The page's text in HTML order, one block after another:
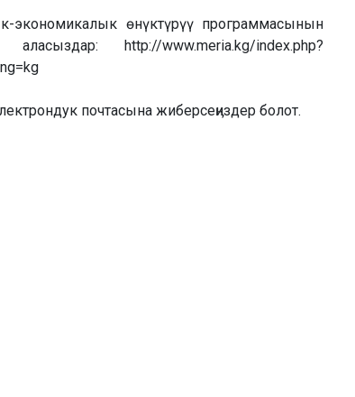
өнүктүрүү программасынын
http://www.meria.kg/index.php?
почтасына жиберсеӊиздер болот.